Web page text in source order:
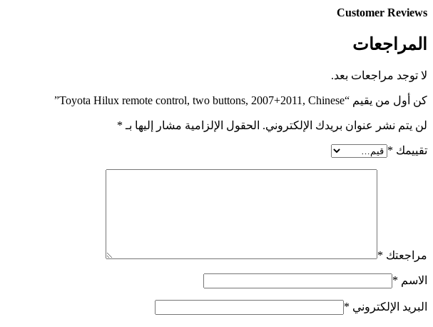
Customer Reviews
المراجعات
لا توجد مراجعات بعد.
كن أول من يقيم “Toyota Hilux remote control, two buttons, 2007+2011, Chinese”
لن يتم نشر عنوان بريدك الإلكتروني. الحقول الإلزامية مشار إليها بـ *
تقييمك *
مراجعتك *
الاسم *
البريد الإلكتروني *